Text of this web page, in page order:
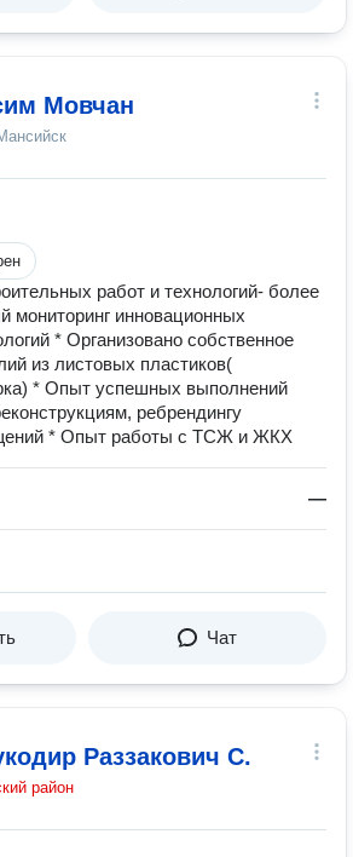
Мовчан
работ и технологий- более
мониторинг инновационных
* Организовано собственное
из листовых пластиков(
* Опыт успешных выполнений
ребрендингу
* Опыт работы с ТСЖ и ЖКХ
—
Чат
Раззакович С.
район